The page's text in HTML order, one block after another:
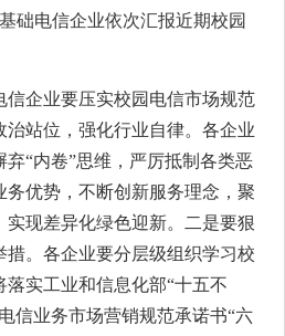
础电信企业依次汇报近期校园
信企业要压实校园电信市场规范
站位，强化行业自律。各企业
“内卷”思维，严厉抵制各类恶
优势，不断创新服务理念，聚
现差异化绿色迎新。二是要狠
。各企业要分层级组织学习校
实工业和信息化部“十五不
信业务市场营销规范承诺书“六